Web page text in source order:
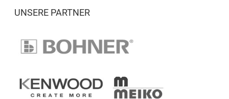
UNSERE PARTNER